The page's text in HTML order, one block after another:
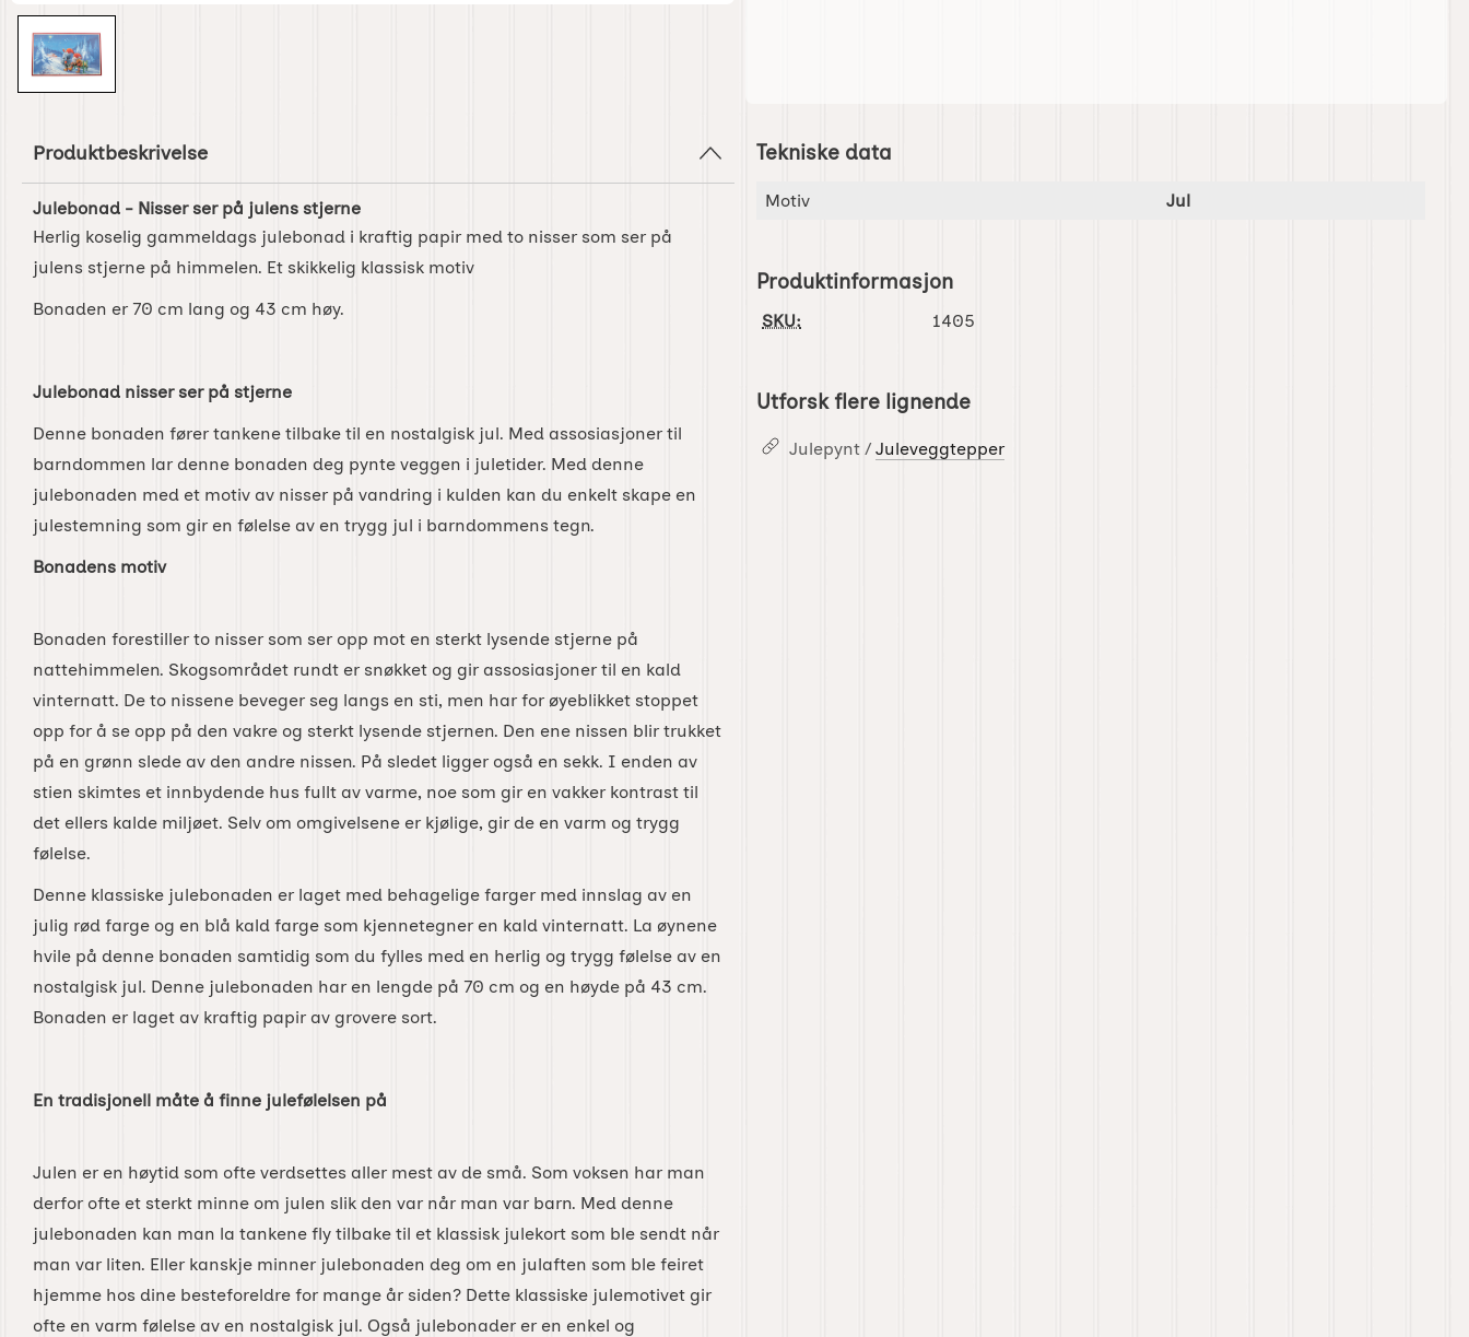
Produktbeskrivelse
Julebonad - Nisser ser på julens stjerne
Herlig koselig gammeldags julebonad i kraftig papir med to nisser som ser på
julens stjerne på himmelen. Et skikkelig klassisk motiv
Bonaden er 70 cm lang og 43 cm høy.
Julebonad nisser ser på stjerne
Denne bonaden fører tankene tilbake til en nostalgisk jul. Med assosiasjoner til
barndommen lar denne bonaden deg pynte veggen i juletider. Med denne
julebonaden med et motiv av nisser på vandring i kulden kan du enkelt skape en
julestemning som gir en følelse av en trygg jul i barndommens tegn.
Bonadens motiv
Bonaden forestiller to nisser som ser opp mot en sterkt lysende stjerne på
nattehimmelen. Skogsområdet rundt er snøkket og gir assosiasjoner til en kald
vinternatt. De to nissene beveger seg langs en sti, men har for øyeblikket stoppet
opp for å se opp på den vakre og sterkt lysende stjernen. Den ene nissen blir trukket
på en grønn slede av den andre nissen. På sledet ligger også en sekk. I enden av
stien skimtes et innbydende hus fullt av varme, noe som gir en vakker kontrast til
det ellers kalde miljøet. Selv om omgivelsene er kjølige, gir de en varm og trygg
følelse.
Denne klassiske julebonaden er laget med behagelige farger med innslag av en
julig rød farge og en blå kald farge som kjennetegner en kald vinternatt. La øynene
hvile på denne bonaden samtidig som du fylles med en herlig og trygg følelse av en
nostalgisk jul. Denne julebonaden har en lengde på 70 cm og en høyde på 43 cm.
Bonaden er laget av kraftig papir av grovere sort.
En tradisjonell måte å finne julefølelsen på
Julen er en høytid som ofte verdsettes aller mest av de små. Som voksen har man
derfor ofte et sterkt minne om julen slik den var når man var barn. Med denne
julebonaden kan man la tankene fly tilbake til et klassisk julekort som ble sendt når
man var liten. Eller kanskje minner julebonaden deg om en julaften som ble feiret
hjemme hos dine besteforeldre for mange år siden? Dette klassiske julemotivet gir
ofte en varm følelse av en nostalgisk jul. Også julebonader er en enkel og
Tekniske data
Tekniske data/attributter for dette produktet
Attributt
Motiv Jul
Produktinformasjon
SKU: 1405
Utforsk flere lignende
Julepynt / Juleveggtepper